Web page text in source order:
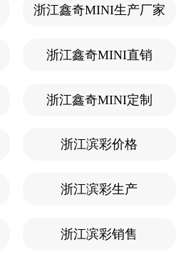
浙江鑫奇MINI生产厂家
浙江鑫奇MINI直销
浙江鑫奇MINI定制
浙江滨彩价格
浙江滨彩生产
浙江滨彩销售